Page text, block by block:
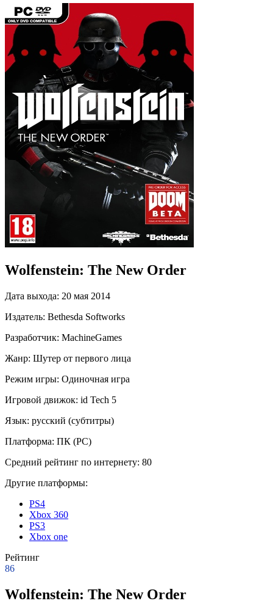
Wolfenstein: The New Order
Дата выхода: 20 мая 2014
Издатель: Bethesda Softworks
Разработчик: MachineGames
Жанр: Шутер от первого лица
Режим игры: Одиночная игра
Игровой движок: id Tech 5
Язык: русский (субтитры)
Платформа: ПК (PC)
Средний рейтинг по интернету: 80
Другие платформы:
PS4
Xbox 360
PS3
Xbox one
Рейтинг
86
Wolfenstein: The New Order